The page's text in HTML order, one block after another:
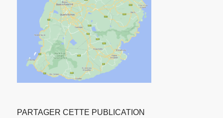
PARTAGER CETTE PUBLICATION